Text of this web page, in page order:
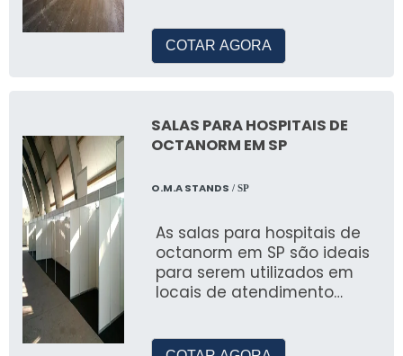
Resistente e durável, ideal para eventos de
Proporciona segurança adicional, mantendo
seus materiais protegidos.
ACESSÓRIOS E
CUSTOMIZAÇÕES
Personalizações Disponíveis
Nossas tendas podem ser personalizadas
com logotipos e cores específicas para
destacar sua marca.
COTAR AGORA
SALAS PARA HOSPITAIS DE
OCTANORM EM SP
O.M.A STANDS / SP
As salas para hospitais de
octanorm em SP são ideais
para serem utilizados em
locais de atendimento